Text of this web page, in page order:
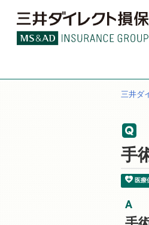
三井ダ
手
医療